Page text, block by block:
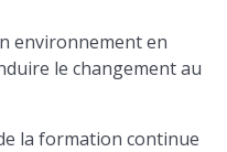
environnement en
le changement au
la formation continue